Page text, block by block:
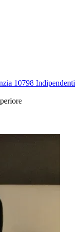
10798 Indipendenti